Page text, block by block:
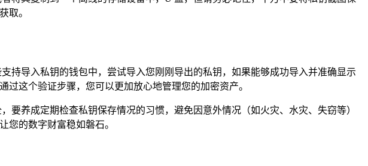
取。
持导入私钥的钱包中，尝试导入您刚刚导出的私钥，如果能够成功导入并准确显示
这个验证步骤，您可以更加放心地管理您的加密资产。
养成定期检查私钥保存情况的习惯，避免因意外情况（如火灾、水灾、失窃等）
您的数字财富稳如磐石。